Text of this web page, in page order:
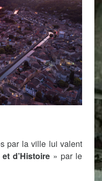
par la ville lui valent
d’Histoire » par le